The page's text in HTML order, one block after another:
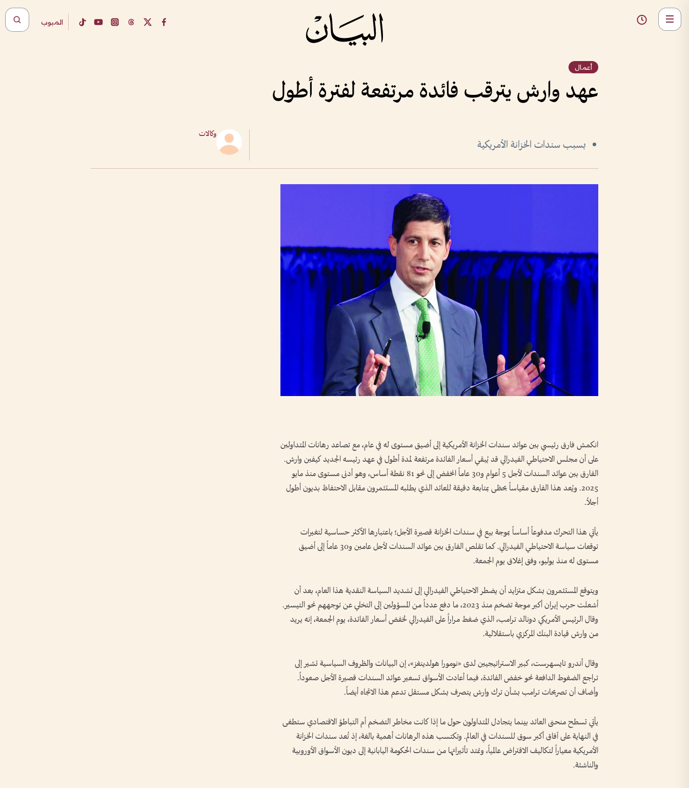
المبوب
أعمال
عهد وارش يترقب فائدة مرتفعة لفترة أطول
بسبب سندات الخزانة الأمريكية
وكالات
انكمش فارق رئيسي بين عوائد سندات الخزانة الأمريكية إلى أضيق مستوى له في عام، مع تصاعد رهانات المتداولين
على أن مجلس الاحتياطي الفيدرالي قد يُبقي أسعار الفائدة مرتفعة لمدة أطول في عهد رئيسه الجديد كيفين وارش.
الفارق بين عوائد السندات لأجل 5 أعوام و30 عاماً انخفض إلى نحو 81 نقطة أساس، وهو أدنى مستوى منذ مايو
2025. ويُعد هذا الفارق مقياساً يحظى بمتابعة دقيقة للعائد الذي يطلبه المستثمرون مقابل الاحتفاظ بديون أطول
أجلاً.
يأتي هذا التحرك مدفوعاً أساساً بموجة بيع في سندات الخزانة قصيرة الأجل؛ باعتبارها الأكثر حساسية لتغيرات
توقعات سياسة الاحتياطي الفيدرالي. كما تقلص الفارق بين عوائد السندات لأجل عامين و30 عاماً إلى أضيق
مستوى له منذ يوليو، وفق إغلاق يوم الجمعة.
ويتوقع المستثمرون بشكل متزايد أن يضطر الاحتياطي الفيدرالي إلى تشديد السياسة النقدية هذا العام، بعد أن
أشعلت حرب إيران أكبر موجة تضخم منذ 2023، ما دفع عدداً من المسؤولين إلى التخلي عن توجههم نحو التيسير.
وقال الرئيس الأمريكي دونالد ترامب، الذي ضغط مراراً على الفيدرالي لخفض أسعار الفائدة، يوم الجمعة، إنه يريد
من وارش قيادة البنك المركزي باستقلالية.
وقال أندرو تايسهرست، كبير الاستراتيجيين لدى «نومورا هولدينغز»، إن البيانات والظروف السياسية تشير إلى
تراجع الضغوط الدافعة نحو خفض الفائدة، فيما أعادت الأسواق تسعير عوائد السندات قصيرة الأجل صعوداً.
وأضاف أن تصريحات ترامب بشأن ترك وارش يتصرف بشكل مستقل تدعم هذا الاتجاه أيضاً.
يأتي تسطح منحنى العائد بينما يتجادل المتداولون حول ما إذا كانت مخاطر التضخم أم التباطؤ الاقتصادي ستطغى
في النهاية على آفاق أكبر سوق للسندات في العالم. وتكتسب هذه الرهانات أهمية بالغة، إذ تُعد سندات الخزانة
الأمريكية معياراً لتكاليف الاقتراض عالمياً، وتمتد تأثيراتها من سندات الحكومة اليابانية إلى ديون الأسواق الأوروبية
والناشئة.